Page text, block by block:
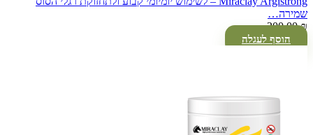
שמירה…
200.00₪
הוסף לעגלה